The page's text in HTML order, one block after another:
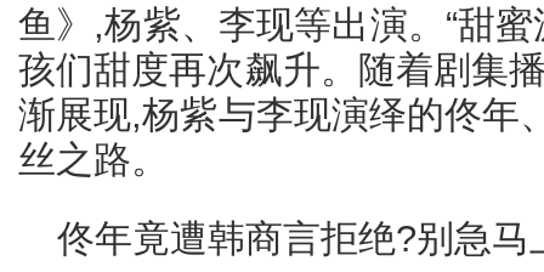
鱼》,杨紫、李现等出演。“甜
孩们甜度再次飙升。随着剧集
渐展现,杨紫与李现演绎的佟年
丝之路。
佟年竟遭韩商言拒绝?别急马